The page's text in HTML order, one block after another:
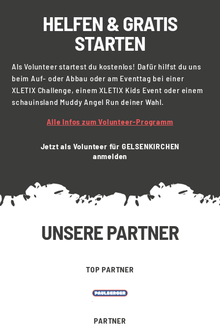
HELFEN & GRATIS
STARTEN
Als Volunteer startest du kostenlos! Dafür hilfst du uns
beim Auf- oder Abbau oder am Eventtag bei einer
XLETIX Challenge, einem XLETIX Kids Event oder einem
schauinsland Muddy Angel Run deiner Wahl.
Alle Infos zum Volunteer-Programm
Jetzt als Volunteer für GELSENKIRCHEN
anmelden
UNSERE PARTNER
TOP PARTNER
PARTNER